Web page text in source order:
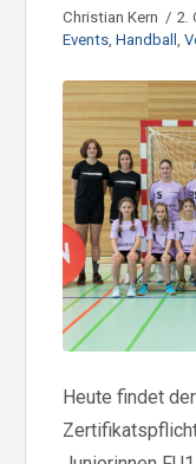
Christian Kern
2.
Events, Handball ,
Heute findet